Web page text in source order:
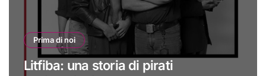
Prima di noi
Litfiba: una storia di pirati